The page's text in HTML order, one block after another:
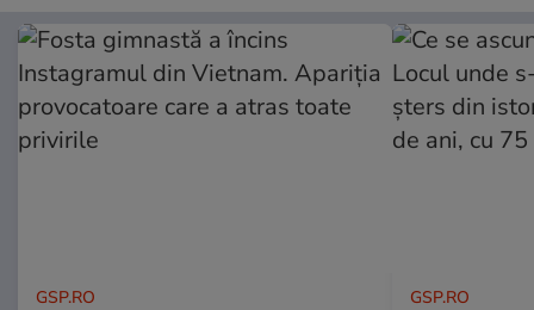
GSP.RO GSP.RO